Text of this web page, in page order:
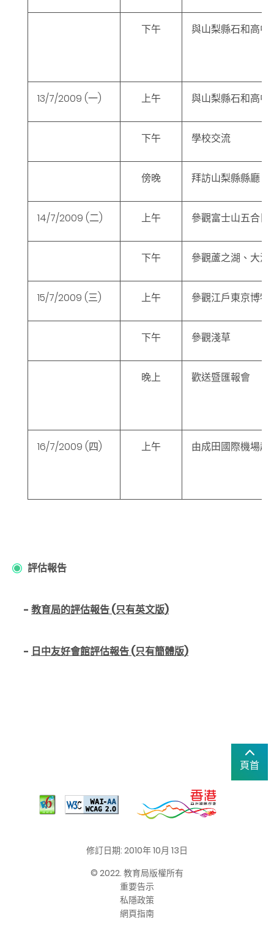
下午 與山梨縣石和高中
13/7/2009 (一) 上午 與山梨縣石和高中
下午 學校交流
傍晚 拜訪山梨縣縣廳
14/7/2009 (二) 上午 參觀富士山五合目
下午 參觀蘆之湖、大涌
15/7/2009 (三) 上午 參觀江戶東京博物
下午 參觀淺草
晚上 歡送暨匯報會
16/7/2009 (四) 上午 由成田國際機場起
評估報告
- 教育局的評估報告 (只有英文版)
- 日中友好會館評估報告 (只有簡體版)
頁首
修訂日期: 2010年 10月 13日
© 2022. 教育局版權所有
重要告示
私隱政策
網頁指南